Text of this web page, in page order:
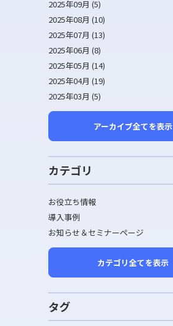
2025年09月 (5)
2025年08月 (10)
2025年07月 (13)
2025年06月 (8)
2025年05月 (14)
2025年04月 (19)
2025年03月 (5)
アーカイブ全てを表示
カテゴリ
お役立ち情報
導入事例
お知らせ＆セミナーページ
カテゴリ全てを表示
タグ